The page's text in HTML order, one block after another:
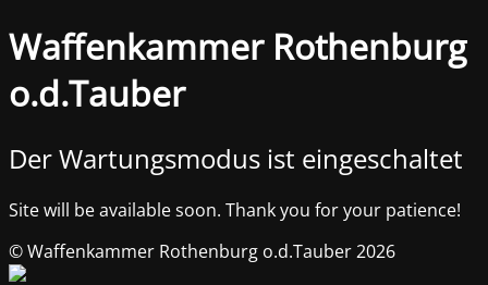
Waffenkammer Rothenburg
o.d.Tauber
Der Wartungsmodus ist eingeschaltet
Site will be available soon. Thank you for your patience!
© Waffenkammer Rothenburg o.d.Tauber 2026